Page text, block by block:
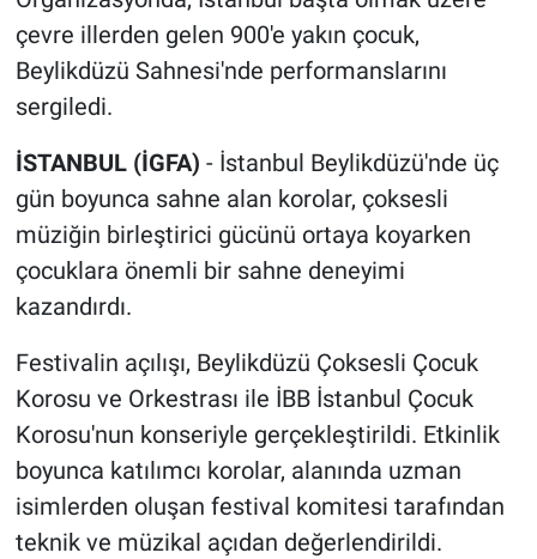
çevre illerden gelen 900'e yakın çocuk,
Beylikdüzü Sahnesi'nde performanslarını
sergiledi.
İSTANBUL (İGFA) - İstanbul Beylikdüzü'nde üç
gün boyunca sahne alan korolar, çoksesli
müziğin birleştirici gücünü ortaya koyarken
çocuklara önemli bir sahne deneyimi
kazandırdı.
Festivalin açılışı, Beylikdüzü Çoksesli Çocuk
Korosu ve Orkestrası ile İBB İstanbul Çocuk
Korosu'nun konseriyle gerçekleştirildi. Etkinlik
boyunca katılımcı korolar, alanında uzman
isimlerden oluşan festival komitesi tarafından
teknik ve müzikal açıdan değerlendirildi.